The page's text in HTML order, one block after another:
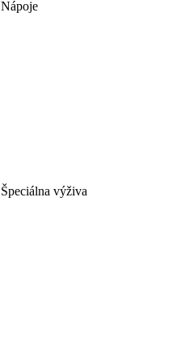
Nápoje
Špeciálna výživa